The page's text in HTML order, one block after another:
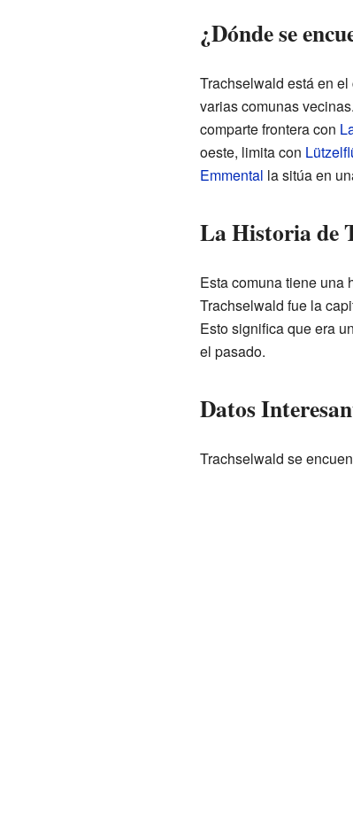
¿Dónde se
Trachselwald está en
varias comunas
comparte frontera con
oeste, limita con
Emmental la sitúa en
La Historia de
Esta comuna tiene una
Trachselwald fue la
Esto significa que era
el pasado.
Datos
Trachselwald se